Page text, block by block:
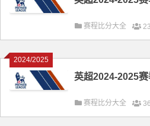
赛程比分大全
2024/2025
英超2024-2025
赛程比分大全